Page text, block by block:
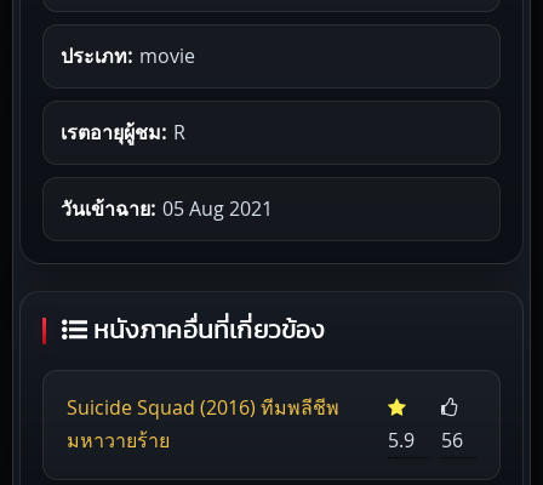
ประเภท: movie
เรตอายุผู้ชม: R
วันเข้าฉาย: 05 Aug 2021
หนังภาคอื่นที่เกี่ยวข้อง
Suicide Squad (2016) ทีมพลีชีพ
มหาวายร้าย
5.9 56